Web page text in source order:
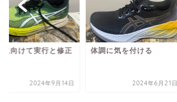
に向けて実行と修正
2024年9月14日
体調に気を付ける
2024年6月21日